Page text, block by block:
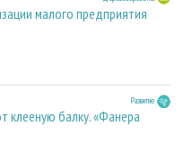
малого предприятия
Развитие
клееную балку. «Фанера